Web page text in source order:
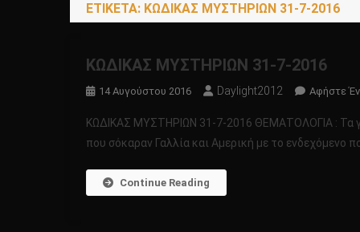
ΕΤΙΚΈΤΑ: ΚΏΔΙΚΑΣ ΜΥΣΤΗΡΊΩΝ 31-7-2016
ΚΩΔΙΚΑΣ ΜΥΣΤΗΡΙΩΝ 31-7-2016
14 Αυγούστου 2016 Daylight2012 Αφήστε
ΚΩΔΙΚΑΣ ΜΥΣΤΗΡΙΩΝ 31-7-2016 ΘΕΜΑΤΟΛΟΓΙΑ : Τα
που σόκαραν Γαλλία και Αμερική με το ενδεχόμενο
Continue Reading